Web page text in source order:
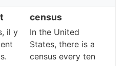
census
il y
In the United
States, there is a
census every ten